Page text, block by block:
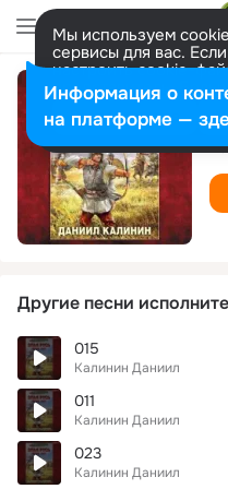
Мы используем
сервисы для вас.
настроить cookie-
представитель.
Разрешить все
Другие песни
015
Калинин Даниил
011
Калинин Даниил
023
Калинин Даниил
Информация о
на платформе —